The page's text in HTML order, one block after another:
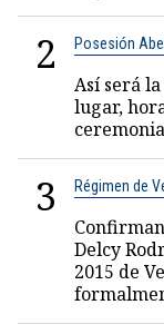
2 Posesión
Así será
lugar,
ceremonia
3 Régimen de
Delcy
2015 de